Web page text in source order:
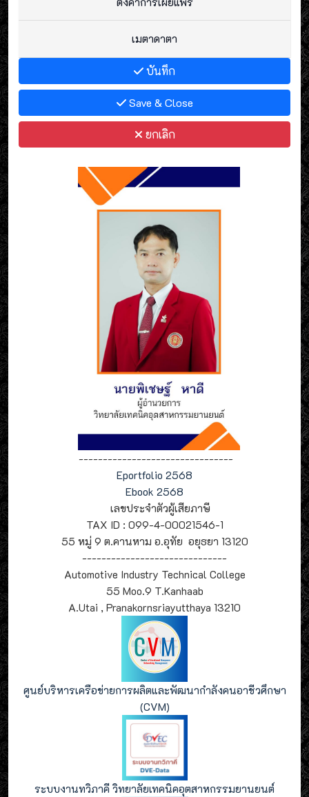
เมตาดาตา
บันทึก
Save & Close
ยกเลิก
--------------------------------
Eportfolio 2568
Ebook 2568
เลขประจำตัวผู้เสียภาษี
TAX ID : 099-4-00021546-1
55 หมู่ 9 ต.คานหาม อ.อุทัย อยุธยา 13120
------------------------------
Automotive Industry Technical College
55 Moo.9 T.Kanhaab
A.Utai , Pranakornsriayutthaya 13210
ศูนย์บริหารเครือข่ายการผลิตและพัฒนากำลังคนอาชีวศึกษา
(CVM)
ระบบงานทวิภาคี วิทยาลัยเทคนิคอุตสาหกรรมยานยนต์